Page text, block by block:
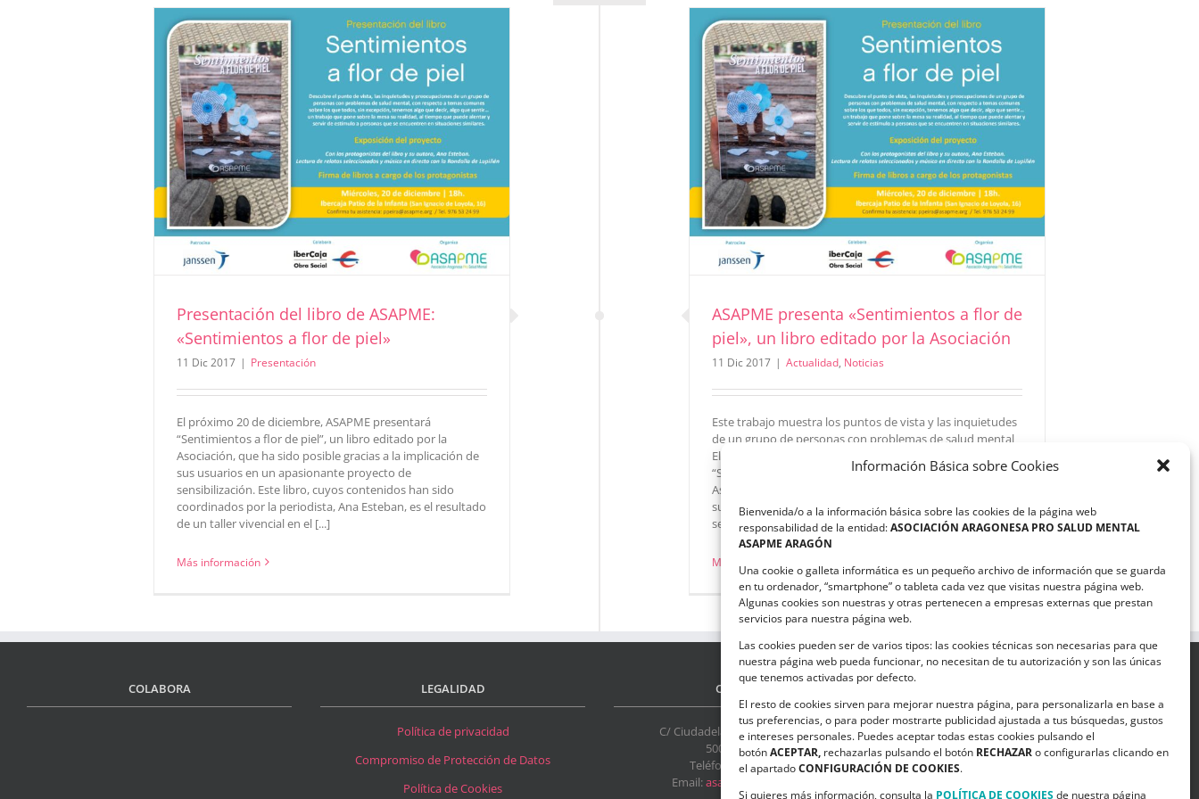
Información Básica sobre Cookies
Bienvenida/o a la información básica sobre las cookies de la página web
responsabilidad de la entidad:ASOCIACIÓN ARAGONESA PRO SALUD MENTAL
ASAPME ARAGÓN
Una cookie o galleta informática es un pequeño archivo de información que se guarda
en tu ordenador, “smartphone” o tableta cada vez que visitas nuestra página web.
Algunas cookies son nuestras y otras pertenecen a empresas externas que prestan
servicios para nuestra página web.
Las cookies pueden ser de varios tipos: las cookies técnicas son necesarias para que
nuestra página web pueda funcionar, no necesitan de tu autorización y son las únicas
que tenemos activadas por defecto.
El resto de cookies sirven para mejorar nuestra página, para personalizarla en base a
tus preferencias, o para poder mostrarte publicidad ajustada a tus búsquedas, gustos
e intereses personales. Puedes aceptar todas estas cookies pulsando el
botónACEPTAR, rechazarlas pulsando el botón RECHAZARo configurarlas clicando en
el apartadoCONFIGURACIÓN DE COOKIES.
Si quieres más información, consulta la POLÍTICA DE COOKIESde nuestra página
Presentación del libro de ASAPME:
«Sentimientos a flor de piel»
11 Dic 2017 | Presentación
El próximo 20 de diciembre, ASAPME presentará
“Sentimientos a flor de piel”, un libro editado por la
Asociación, que ha sido posible gracias a la implicación de
sus usuarios en un apasionante proyecto de
sensibilización. Este libro, cuyos contenidos han sido
coordinados por la periodista, Ana Esteban, es el resultado
de un taller vivencial en el [...]
Más información
ASAPME presenta «Sentimientos a flor de piel», un libro
editado por la Asociación
Actualidad
ASAPME presenta «Sentimientos a flor de
piel», un libro editado por la Asociación
11 Dic 2017 | Actualidad, Noticias
Este trabajo muestra los puntos de vista y las inquietudes
de un grupo de personas con problemas de salud mental
El próximo 20 de diciembre, ASAPME presentará
“Sentimientos a flor de piel”, un libro editado por la
Asociación, que ha sido posible gracias a la implicación de
sus usuarios en un apasionante proyecto de
sensibilización. [...]
Más información
COLABORA LEGALIDAD
Política de privacidad
Compromiso de Protección de Datos
Política de Cookies
CONTACTO
C/ Ciudadela s/n. Parque Delicias.
50017 Zaragoza
Teléfono:976 532 499
Email:asapme@asapme.org